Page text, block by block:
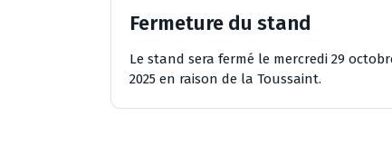
Fermeture du stand
Le stand sera fermé le mercredi 29
2025 en raison de la Toussaint.